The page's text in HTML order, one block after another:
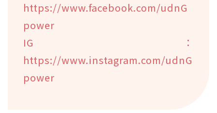
https://www.facebook.com/udnG
power
IG：
https://www.instagram.com/udnG
power